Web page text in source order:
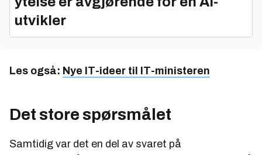
utvikler
Les også: Nye IT-ideer til IT-ministeren
Det store spørsmålet
Samtidig var det en del av svaret på